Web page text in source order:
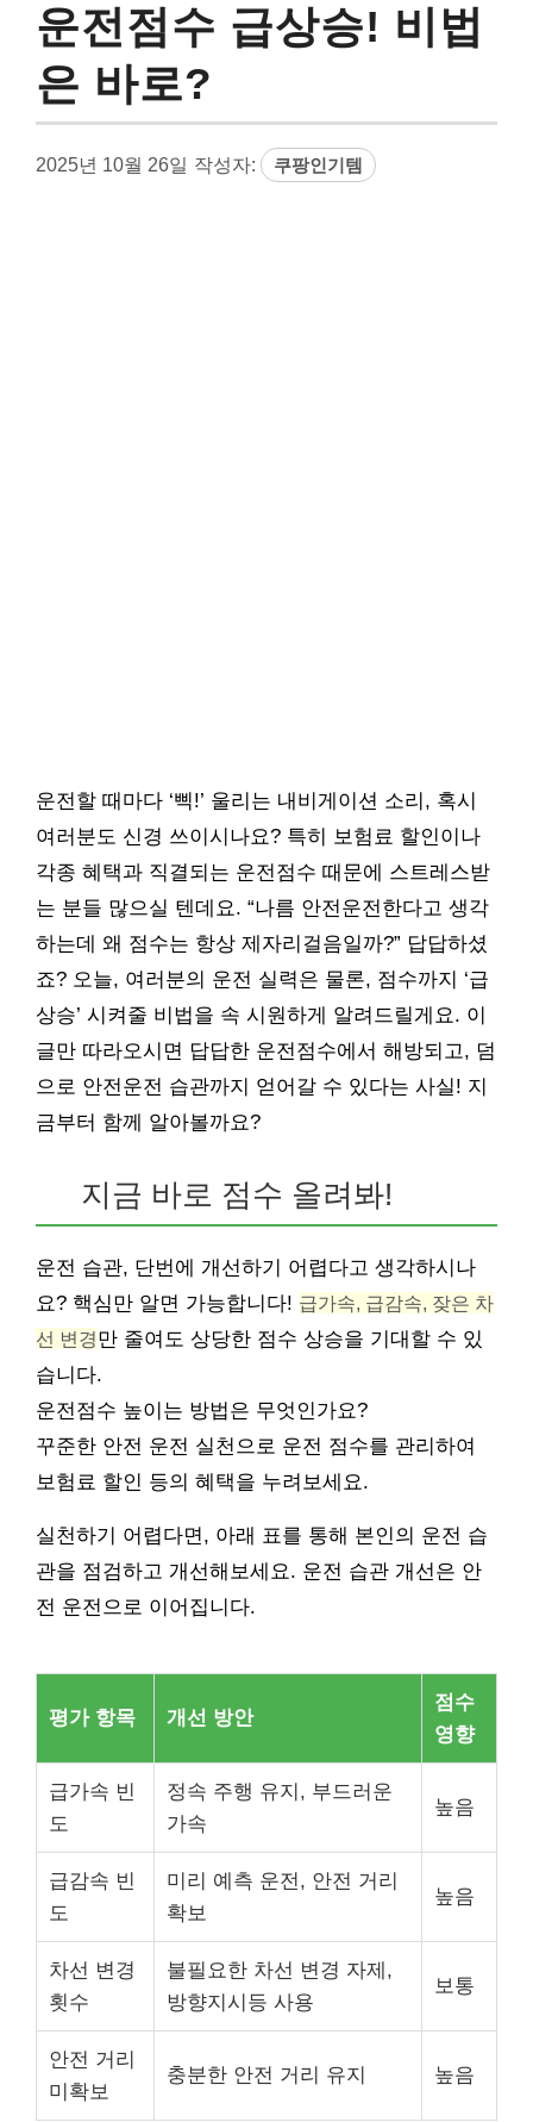
운전점수 급상승! 비법
은 바로?
2025년 10월 26일 작성자: 쿠팡인기템
운전할 때마다 ‘삑!’ 울리는 내비게이션 소리, 혹시
여러분도 신경 쓰이시나요? 특히 보험료 할인이나
각종 혜택과 직결되는 운전점수 때문에 스트레스받
는 분들 많으실 텐데요. “나름 안전운전한다고 생각
하는데 왜 점수는 항상 제자리걸음일까?” 답답하셨
죠? 오늘, 여러분의 운전 실력은 물론, 점수까지 ‘급
상승’ 시켜줄 비법을 속 시원하게 알려드릴게요. 이
글만 따라오시면 답답한 운전점수에서 해방되고, 덤
으로 안전운전 습관까지 얻어갈 수 있다는 사실! 지
금부터 함께 알아볼까요?
지금 바로 점수 올려봐!
운전 습관, 단번에 개선하기 어렵다고 생각하시나
요? 핵심만 알면 가능합니다! 급가속, 급감속, 잦은 차
선 변경만 줄여도 상당한 점수 상승을 기대할 수 있
습니다.
운전점수 높이는 방법은 무엇인가요?
꾸준한 안전 운전 실천으로 운전 점수를 관리하여
보험료 할인 등의 혜택을 누려보세요.
실천하기 어렵다면, 아래 표를 통해 본인의 운전 습
관을 점검하고 개선해보세요. 운전 습관 개선은 안
전 운전으로 이어집니다.
평가 항목 개선 방안
점수
영향
급가속 빈
도
정속 주행 유지, 부드러운
가속
높음
급감속 빈
도
미리 예측 운전, 안전 거리
확보
높음
차선 변경
횟수
불필요한 차선 변경 자제,
방향지시등 사용
보통
안전 거리
미확보
충분한 안전 거리 유지 높음